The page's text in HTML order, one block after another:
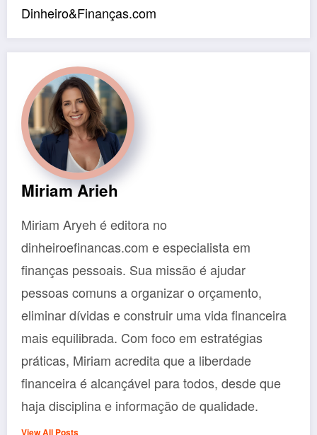
Dinheiro&Finanças.com
Miriam Arieh
Miriam Aryeh é editora no
dinheiroefinancas.com e especialista em
finanças pessoais. Sua missão é ajudar
pessoas comuns a organizar o orçamento,
eliminar dívidas e construir uma vida financeira
mais equilibrada. Com foco em estratégias
práticas, Miriam acredita que a liberdade
financeira é alcançável para todos, desde que
haja disciplina e informação de qualidade.
View All Posts